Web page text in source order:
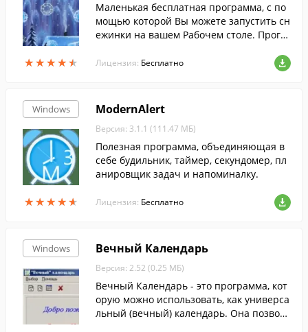
★★★★★
★★★★★
Маленькая бесплатная программа, с по
мощью которой Вы можете запустить сн
ежинки на вашем Рабочем столе. Прогр
омпьютере.
Лицензия: Бесплатно
Windows
★★★★★
★★★★★
ModernAlert
Версия: 3.1.1 (111.47 МБ)
Полезная программа, объединяющая в
себе будильник, таймер, секундомер, пл
анировщик задач и напоминалку.
Лицензия: Бесплатно
Windows Вечный Календарь
Версия: 2.52 (0.25 МБ)
Вечный Календарь - это программа, кот
орую можно использовать, как универса
льный (вечный) календарь. Она позволя